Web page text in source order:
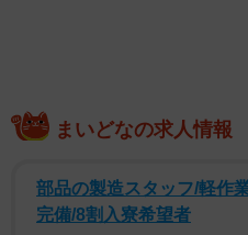
ヶ月」と添えており、前向き
まいどなの求人情報
部品の製造スタッフ/軽作
完備/8割入寮希望者